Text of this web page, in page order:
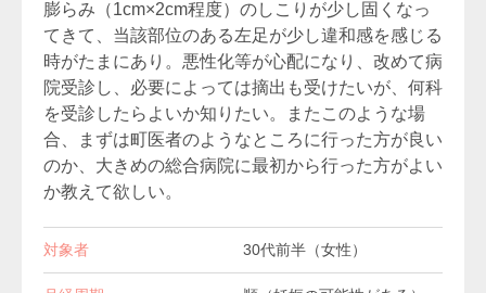
膨らみ（1cm×2cm程度）のしこりが少し固くなっ
てきて、当該部位のある左足が少し違和感を感じる
時がたまにあり。悪性化等が心配になり、改めて病
院受診し、必要によっては摘出も受けたいが、何科
を受診したらよいか知りたい。またこのような場
合、まずは町医者のようなところに行った方が良い
のか、大きめの総合病院に最初から行った方がよい
か教えて欲しい。
対象者 30代前半（女性）